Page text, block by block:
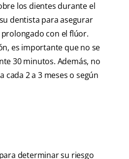
los dientes durante el
dentista para asegurar
con el flúor.
es importante que no se
30 minutos. Además, no
cada 2 a 3 meses o según
determinar su riesgo